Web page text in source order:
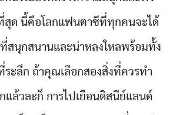
สุด นี้คือโลกแฟนตาซีที่ทุกคนจะได้
สนุกสนานและน่าหลงใหลพร้อมทั้ง
ระลึก ถ้าคุณเลือกสองสิ่งที่ควรทำ
แล้วละก็ การไปเยือนดิสนีย์แลนด์